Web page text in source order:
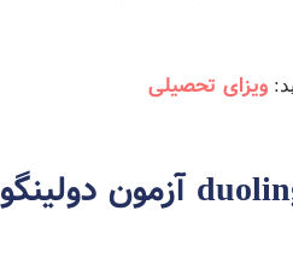
ویزای تحصیلی
مقررات برگزاری duolingo آزمون دولینگو